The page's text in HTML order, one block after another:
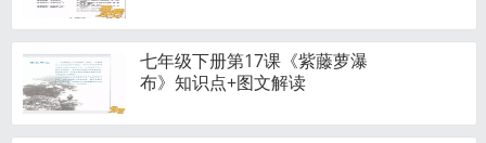
七年级下册第17课《紫藤萝瀑
布》知识点+图文解读